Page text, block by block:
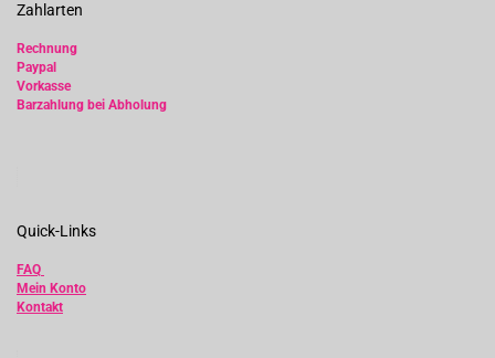
Zahlarten
Rechnung
Paypal
Vorkasse
Barzahlung bei Abholung
Quick-Links
FAQ
Mein Konto
Kontakt